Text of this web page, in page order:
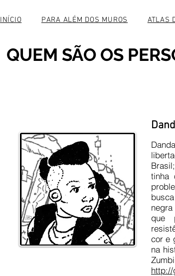
QUEM SÃO OS
tinha
que
cor e
na
http://
INÍCIO PARA ALÉM DOS MUROS ATLAS